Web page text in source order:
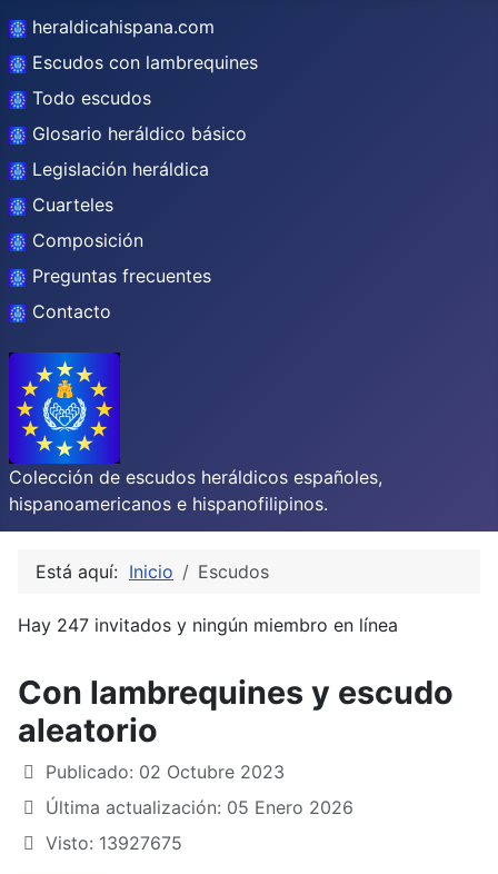
heraldicahispana.com
Escudos con lambrequines
Todo escudos
Glosario heráldico básico
Legislación heráldica
Cuarteles
Composición
Preguntas frecuentes
Contacto
Colección de escudos heráldicos españoles,
hispanoamericanos e hispanofilipinos.
Está aquí: Inicio Escudos
Hay 247 invitados y ningún miembro en línea
Con lambrequines y escudo
aleatorio
Publicado: 02 Octubre 2023
Última actualización: 05 Enero 2026
Visto: 13927675